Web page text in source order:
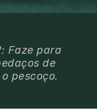
Faze para
de
pescoço.